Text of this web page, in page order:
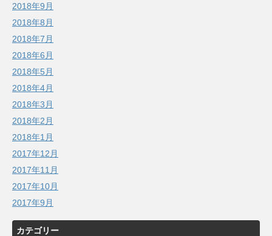
2018年9月
2018年8月
2018年7月
2018年6月
2018年5月
2018年4月
2018年3月
2018年2月
2018年1月
2017年12月
2017年11月
2017年10月
2017年9月
カテゴリー